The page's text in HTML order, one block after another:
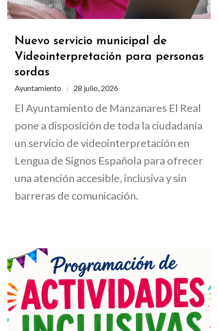
Nuevo servicio municipal de
Videointerpretación para personas
sordas
Ayuntamiento 28 julio, 2026
El Ayuntamiento de Manzanares El Real
pone a disposición de toda la ciudadanía
un servicio de videointerpretación en
Lengua de Signos Española para ofrecer
una atención accesible, inclusiva y sin
barreras de comunicación.